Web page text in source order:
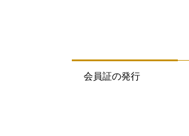
会員証の発行